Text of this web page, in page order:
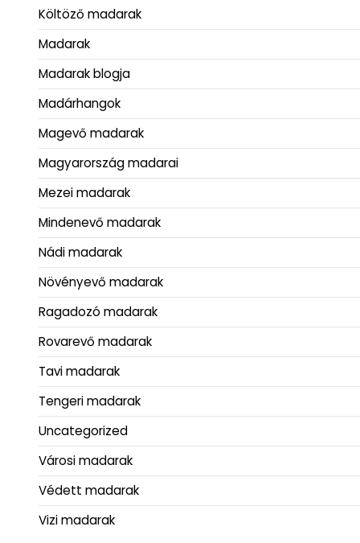
Költöző madarak
Madarak
Madarak blogja
Madárhangok
Magevő madarak
Magyarország madarai
Mezei madarak
Mindenevő madarak
Nádi madarak
Növényevő madarak
Ragadozó madarak
Rovarevő madarak
Tavi madarak
Tengeri madarak
Uncategorized
Városi madarak
Védett madarak
Vizi madarak